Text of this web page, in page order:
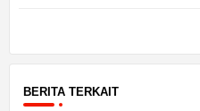
BERITA TERKAIT